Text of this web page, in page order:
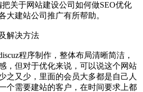
关于网站建设公司如何做SEO优化
大建站公司推广有所帮助。
解决方法
程序制作，整体布局清晰简洁，
，但对于优化来说，可以说这个网站
之又少，里面的会员大多都是自己人
个需要建站的客户，在时间要求上都